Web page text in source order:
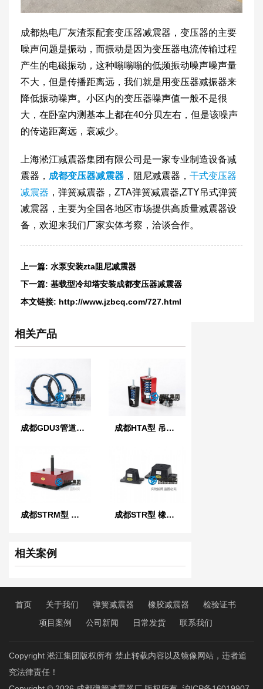
成都热电厂灰渣泵配套变压器减震器，变压器的主要
噪声问题是振动，而振动是因为变压器电流传输过程
产生的电磁振动，这种嗡嗡嗡的低频振动噪声噪声量
不大，但是传播距离远，我们就是用变压器减振器来
降低振动噪声。小区内的变压器噪声值一般不是很
大，在卧室内测基本上都在40分贝左右，但是该噪声
的传递距离远，衰减少。
上海淞江减震器集团有限公司是一家专业制造设备减
震器， 成都变压器减震器 ，阻尼减震器， 干式变压器
减震器 ，弹簧减震器，ZTA弹簧减震器,ZTY吊式弹簧
减震器，主要为全国各地区市场提供高质量减震器设
备，欢迎来我们厂家实体考察，洽谈合作。
上一篇: 水泵安装zta阻尼减震器
下一篇: 基载型冷却塔安装成都变压器减震器
本文链接: http://www.jzbcq.com/727.html
相关产品
成都GDU3管道管夹橡胶减震器 成都HTA型 吊式弹簧减振器
成都STRM型 稳定橡胶减振器 成都STR型 橡胶减振器
相关案例
首页 关于我们 弹簧减震器 橡胶减震器
检验证书
项目案例
公司新闻 日常发货 联系我们
Copyright 淞江集团版权所有 禁止转载内容以及镜像网站，违者追
究法律责任！